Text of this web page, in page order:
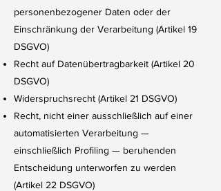
personenbezogener Daten oder der
Einschränkung der Verarbeitung (Artikel 19
DSGVO)
Recht auf Datenübertragbarkeit (Artikel 20
DSGVO)
Widerspruchsrecht (Artikel 21 DSGVO)
Recht, nicht einer ausschließlich auf einer
automatisierten Verarbeitung —
einschließlich Profiling — beruhenden
Entscheidung unterworfen zu werden
(Artikel 22 DSGVO)